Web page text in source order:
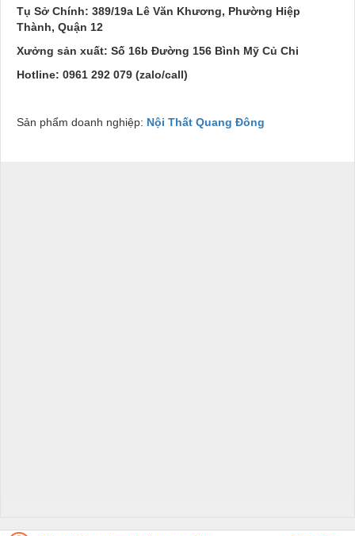
Tụ Sở Chính: 389/19a Lê Văn Khương, Phường Hiệp
Thành, Quận 12
Xưởng sản xuất: Số 16b Đường 156 Bình Mỹ Củ Chi
Hotline: 0961 292 079 (zalo/call)
Sản phẩm doanh nghiệp: Nội Thất Quang Đông